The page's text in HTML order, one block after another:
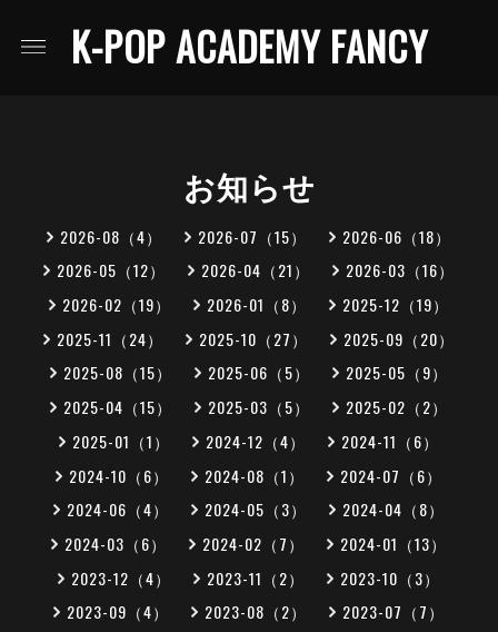
K-POP ACADEMY FANCY
お知らせ
2026-08（4） 2026-07（15）
2026-06（18）
2026-05（12）
2026-04（21）
2026-03（16）
2026-02（19）
2026-01（8）
2025-12（19）
2025-11（24）
2025-10（27）
2025-09（20）
2025-08（15）
2025-06（5）
2025-05（9）
2025-04（15）
2025-03（5）
2025-02（2）
2025-01（1）
2024-12（4）
2024-11（6）
2024-10（6）
2024-08（1）
2024-07（6）
2024-06（4）
2024-05（3）
2024-04（8）
2024-03（6）
2024-02（7）
2024-01（13）
2023-12（4）
2023-11（2）
2023-10（3）
2023-09（4）
2023-08（2）
2023-07（7）